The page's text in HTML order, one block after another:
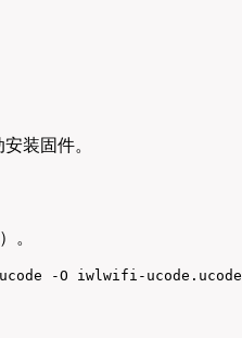
装固件。
）。
-O iwlwifi-ucode.ucode